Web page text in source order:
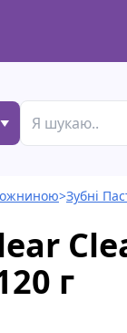
>Зубні
г